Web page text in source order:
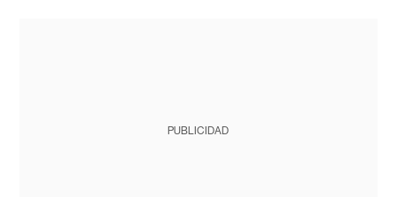
PUBLICIDAD